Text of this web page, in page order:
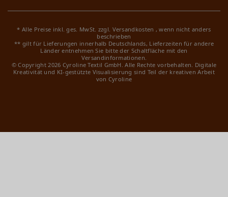
* Alle Preise inkl. ges. MwSt. zzgl. Versandkosten , wenn nicht anders
beschrieben
** gilt für Lieferungen innerhalb Deutschlands, Lieferzeiten für andere
Länder entnehmen Sie bitte der Schaltfläche mit den
Versandinformationen.
© Copyright 2026 Cyroline Textil GmbH. Alle Rechte vorbehalten. Digitale
Kreativität und KI-gestützte Visualisierung sind Teil der kreativen Arbeit
von Cyroline